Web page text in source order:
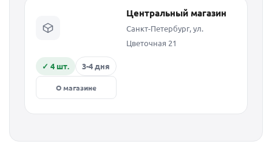
Центральный магазин
Санкт-Петербург, ул.
Цветочная 21
✓ 4 шт. 3-4 дня
О магазине